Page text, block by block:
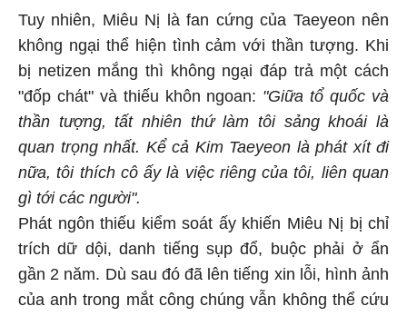
Tuy nhiên, Miêu Nị là fan cứng của Taeyeon nên
không ngại thể hiện tình cảm với thần tượng. Khi
bị netizen mắng thì không ngại đáp trả một cách
"đốp chát" và thiếu khôn ngoan: "Giữa tổ quốc và
thần tượng, tất nhiên thứ làm tôi sảng khoái là
quan trọng nhất. Kể cả Kim Taeyeon là phát xít đi
nữa, tôi thích cô ấy là việc riêng của tôi, liên quan
gì tới các người".
Phát ngôn thiếu kiểm soát ấy khiến Miêu Nị bị chỉ
trích dữ dội, danh tiếng sụp đổ, buộc phải ở ẩn
gần 2 năm. Dù sau đó đã lên tiếng xin lỗi, hình ảnh
của anh trong mắt công chúng vẫn không thể cứu